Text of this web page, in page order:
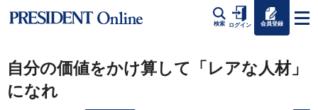
検索 ログイン 会員登録
自分の価値をかけ算して「レアな人材」
になれ